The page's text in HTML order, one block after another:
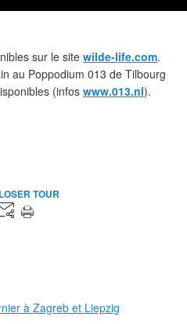
sur le site wilde-life.com.
au Poppodium 013 de Tilbourg
(infos www.013.nl).
TOUR